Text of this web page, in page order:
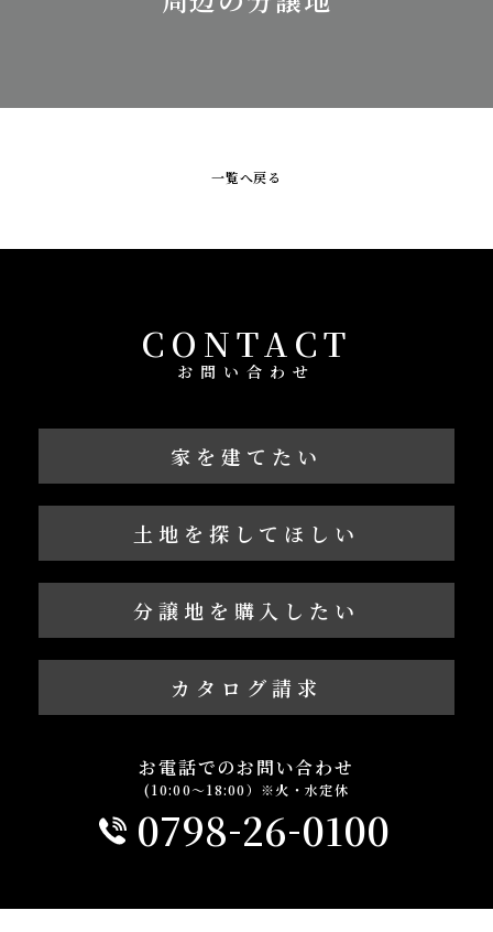
一覧へ戻る
CONTACT
お問い合わせ
家を建てたい
土地を探してほしい
分譲地を購入したい
カタログ請求
お電話でのお問い合わせ
(10:00～18:00）※火・水定休
0798-26-0100